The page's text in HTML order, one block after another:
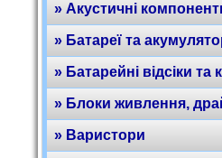
» Акустичні
» Батареї та
» Батарейні відсіки та
» Блоки живлення,
» Варистори